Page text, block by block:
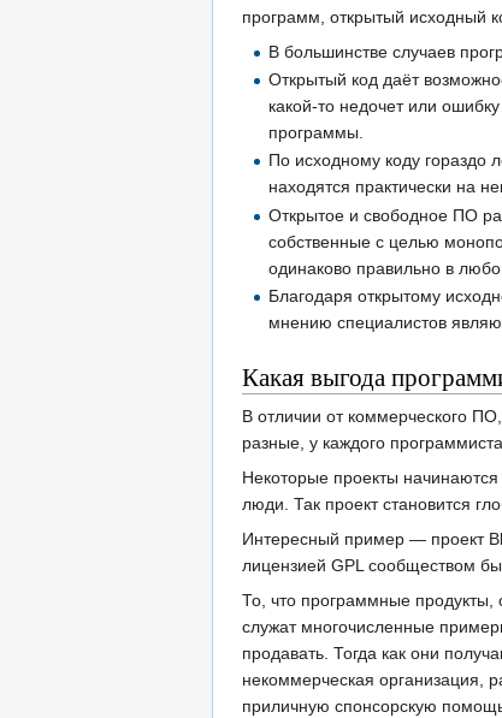
программ, открытый исходный
В большинстве случаев
Открытый код даёт
какой-то недочет или
программы.
По исходному коду гораздо
находятся практически на
Открытое и свободное ПО
собственные с целью
одинаково правильно в
Благодаря открытому
мнению специалистов
Какая выгода
В отличии от коммерческого
разные, у каждого
Некоторые проекты начинаются
люди. Так проект становится
Интересный пример — проект
лицензией GPL сообществом
То, что программные продукты,
служат многочисленные
продавать. Тогда как они
некоммерческая организация,
приличную спонсорскую